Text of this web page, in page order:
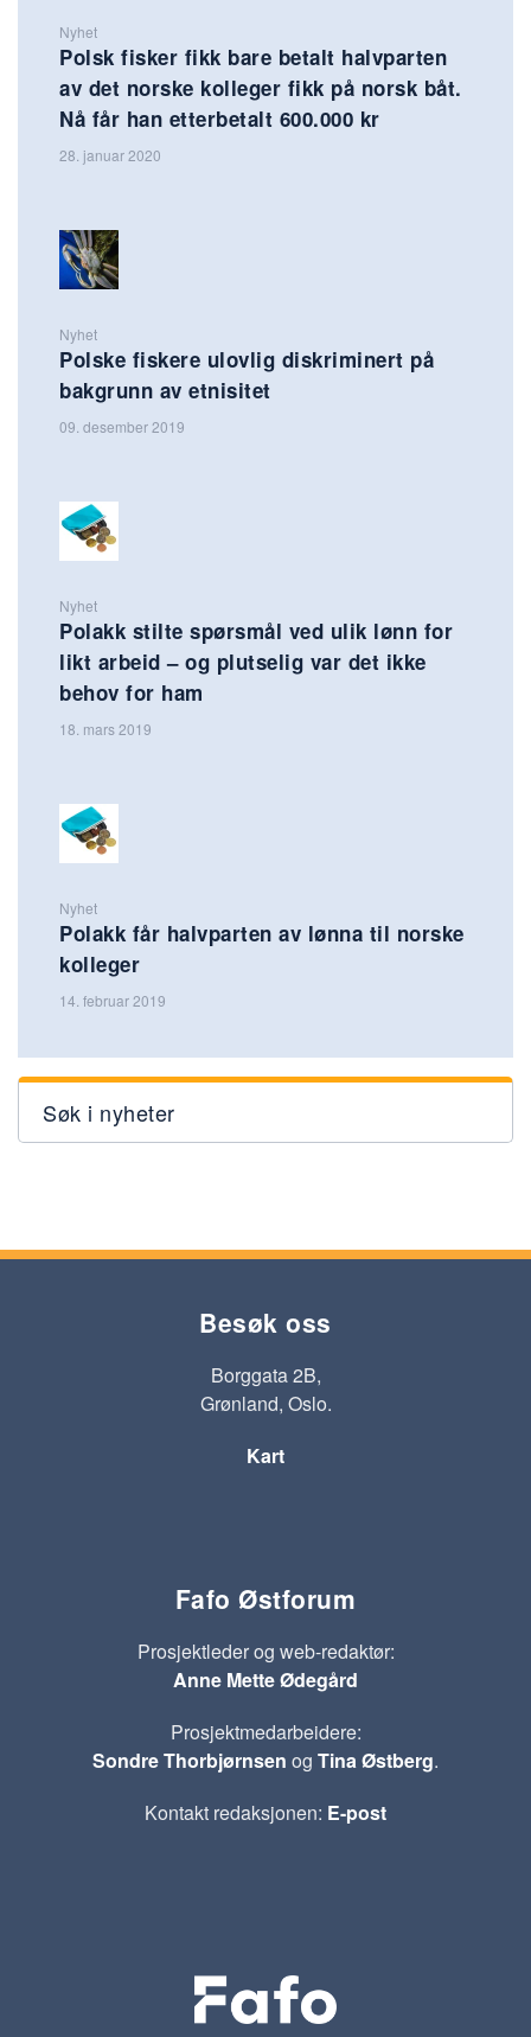
Nyhet
Polsk fisker fikk bare betalt halvparten
av det norske kolleger fikk på norsk båt.
Nå får han etterbetalt 600.000 kr
28. januar 2020
Nyhet
Polske fiskere ulovlig diskriminert på
bakgrunn av etnisitet
09. desember 2019
Nyhet
Polakk stilte spørsmål ved ulik lønn for
likt arbeid – og plutselig var det ikke
behov for ham
18. mars 2019
Nyhet
Polakk får halvparten av lønna til norske
kolleger
14. februar 2019
Søk i nyheter
Besøk oss
Borggata 2B,
Grønland, Oslo.
Kart
Fafo Østforum
Prosjektleder og web-redaktør:
Anne Mette Ødegård
Prosjektmedarbeidere:
Sondre Thorbjørnsen og Tina Østberg.
Kontakt redaksjonen: E-post